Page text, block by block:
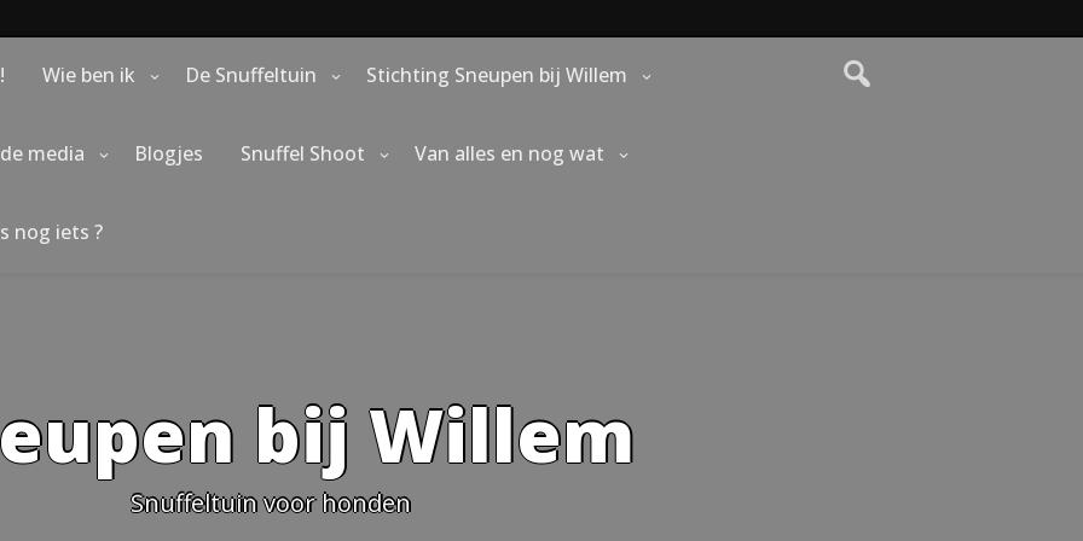
Wie ben ik De Snuffeltuin Stichting Sneupen bij Willem
media Blogjes Snuffel Shoot Van alles en nog wat
nog iets ?
bij Willem
Snuffeltuin voor honden